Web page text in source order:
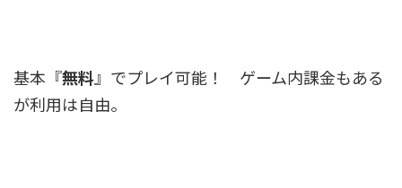
基本『無料』でプレイ可能！ ゲーム内課金もある
が利用は自由。